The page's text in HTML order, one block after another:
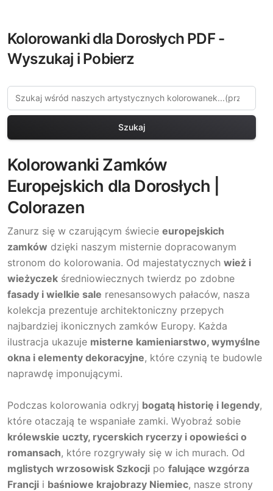
Kolorowanki dla Dorosłych PDF -
Wyszukaj i Pobierz
Szukaj
Kolorowanki Zamków
Europejskich dla Dorosłych |
Colorazen
Zanurz się w czarującym świecie europejskich
zamków dzięki naszym misternie dopracowanym
stronom do kolorowania. Od majestatycznych wież i
wieżyczek średniowiecznych twierdz po zdobne
fasady i wielkie sale renesansowych pałaców, nasza
kolekcja prezentuje architektoniczny przepych
najbardziej ikonicznych zamków Europy. Każda
ilustracja ukazuje misterne kamieniarstwo, wymyślne
okna i elementy dekoracyjne, które czynią te budowle
naprawdę imponującymi.
Podczas kolorowania odkryj bogatą historię i legendy,
które otaczają te wspaniałe zamki. Wyobraź sobie
królewskie uczty, rycerskich rycerzy i opowieści o
romansach, które rozgrywały się w ich murach. Od
mglistych wrzosowisk Szkocji po falujące wzgórza
Francji i baśniowe krajobrazy Niemiec, nasze strony